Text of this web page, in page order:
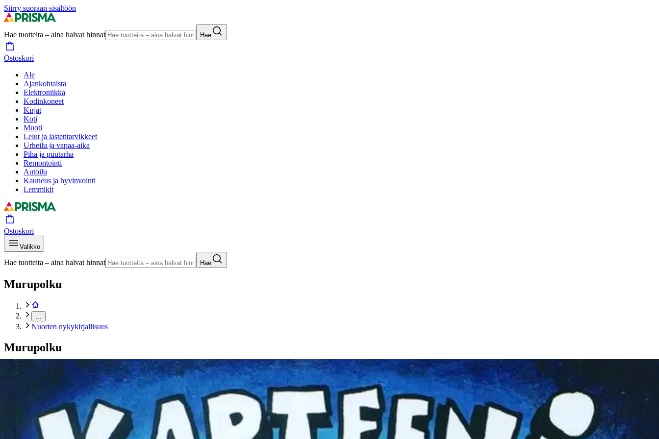
Siirry suoraan sisältöön
Hae tuotteita – aina halvat hinnat Hae
Ostoskori
Ale
Ajankohtaista
Elektroniikka
Kodinkoneet
Kirjat
Koti
Muoti
Lelut ja lastentarvikkeet
Urheilu ja vapaa-aika
Piha ja puutarha
Remontointi
Autoilu
Kauneus ja hyvinvointi
Lemmikit
Ostoskori
Valikko
Hae tuotteita – aina halvat hinnat Hae
Murupolku
Nuorten nykykirjallisuus
Murupolku
Nuortenkirjat
Nuorten nykykirjallisuus
Pilkey, Kapteeni Kalsari seikkailee
Tuotekuvat- ja videotOhita tuotekuva